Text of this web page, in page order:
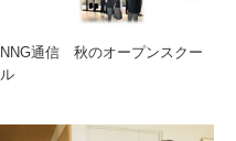
NNG通信 秋のオープンスクー
ル